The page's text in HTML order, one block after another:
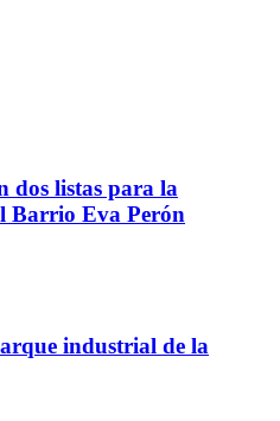
dos listas para la
Barrio Eva Perón
industrial de la